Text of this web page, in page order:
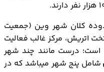
کلان شهر وین (جمعیت
اتریش، مرکز غالب فعالیت
درست مانند چند شهر
شامل پنج شهر میباشد که در